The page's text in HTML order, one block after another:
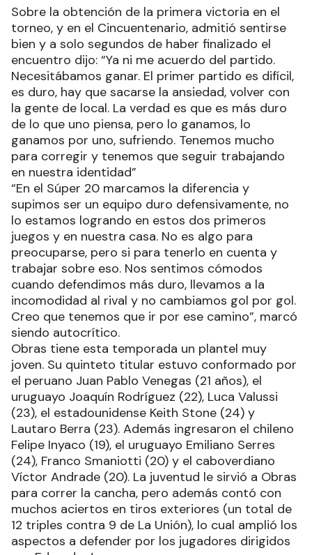
Sobre la obtención de la primera victoria en el
torneo, y en el Cincuentenario, admitió sentirse
bien y a solo segundos de haber finalizado el
encuentro dijo: “Ya ni me acuerdo del partido.
Necesitábamos ganar. El primer partido es difícil,
es duro, hay que sacarse la ansiedad, volver con
la gente de local. La verdad es que es más duro
de lo que uno piensa, pero lo ganamos, lo
ganamos por uno, sufriendo. Tenemos mucho
para corregir y tenemos que seguir trabajando
en nuestra identidad”
“En el Súper 20 marcamos la diferencia y
supimos ser un equipo duro defensivamente, no
lo estamos logrando en estos dos primeros
juegos y en nuestra casa. No es algo para
preocuparse, pero si para tenerlo en cuenta y
trabajar sobre eso. Nos sentimos cómodos
cuando defendimos más duro, llevamos a la
incomodidad al rival y no cambiamos gol por gol.
Creo que tenemos que ir por ese camino”, marcó
siendo autocrítico.
Obras tiene esta temporada un plantel muy
joven. Su quinteto titular estuvo conformado por
el peruano Juan Pablo Venegas (21 años), el
uruguayo Joaquín Rodríguez (22), Luca Valussi
(23), el estadounidense Keith Stone (24) y
Lautaro Berra (23). Además ingresaron el chileno
Felipe Inyaco (19), el uruguayo Emiliano Serres
(24), Franco Smaniotti (20) y el caboverdiano
Víctor Andrade (20). La juventud le sirvió a Obras
para correr la cancha, pero además contó con
muchos aciertos en tiros exteriores (un total de
12 triples contra 9 de La Unión), lo cual amplió los
aspectos a defender por los jugadores dirigidos